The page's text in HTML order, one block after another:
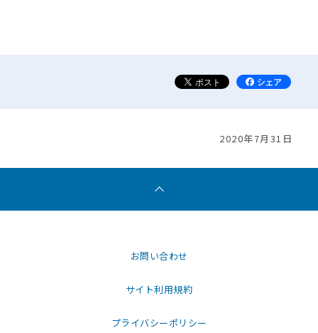
2020年7月31日
お問い合わせ
サイト利用規約
プライバシーポリシー